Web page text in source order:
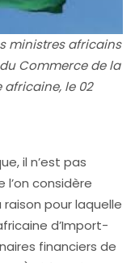
ministres africains
Commerce de la
africaine, le 02
il n’est pas
l’on considère
pour laquelle
d’Import-
financiers de